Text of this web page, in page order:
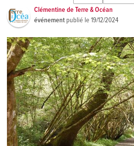
Clémentine de Terre & Océan
événement publié le19/12/2024